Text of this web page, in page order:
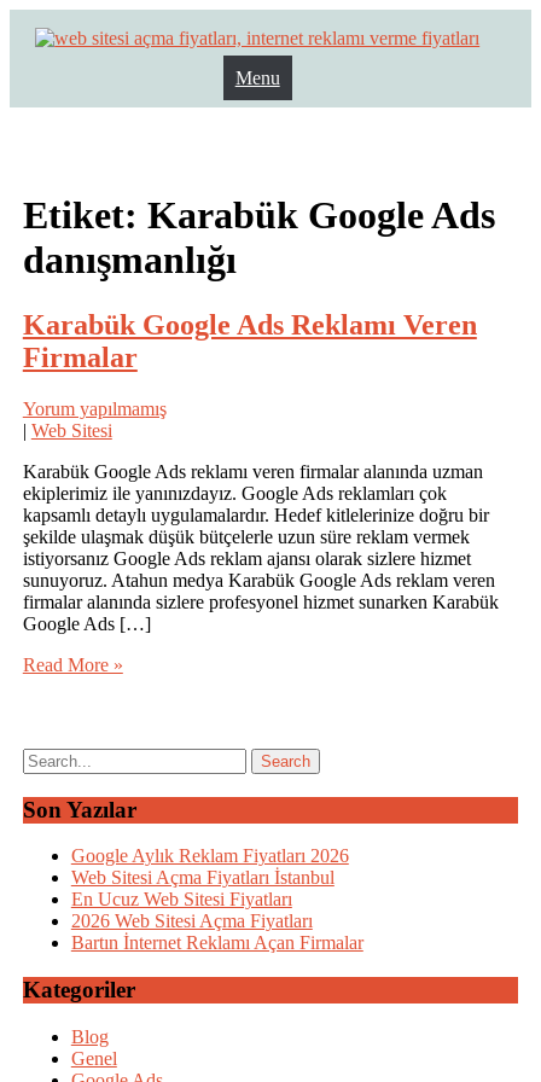
Web Sitesi Açma, İnternet Sitesi
Web Sitesi Ücretleri- Web Sitesi Reklamı Açma
Menu
Etiket: Karabük Google Ads
danışmanlığı
Karabük Google Ads Reklamı Veren
Firmalar
Yorum yapılmamış
| Web Sitesi
Karabük Google Ads reklamı veren firmalar alanında uzman
ekiplerimiz ile yanınızdayız. Google Ads reklamları çok
kapsamlı detaylı uygulamalardır. Hedef kitlelerinize doğru bir
şekilde ulaşmak düşük bütçelerle uzun süre reklam vermek
istiyorsanız Google Ads reklam ajansı olarak sizlere hizmet
sunuyoruz. Atahun medya Karabük Google Ads reklam veren
firmalar alanında sizlere profesyonel hizmet sunarken Karabük
Google Ads […]
Read More »
Son Yazılar
Google Aylık Reklam Fiyatları 2026
Web Sitesi Açma Fiyatları İstanbul
En Ucuz Web Sitesi Fiyatları
2026 Web Sitesi Açma Fiyatları
Bartın İnternet Reklamı Açan Firmalar
Kategoriler
Blog
Genel